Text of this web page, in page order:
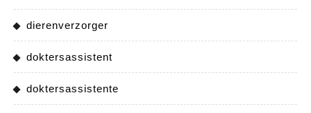
dierenverzorger
doktersassistent
doktersassistente